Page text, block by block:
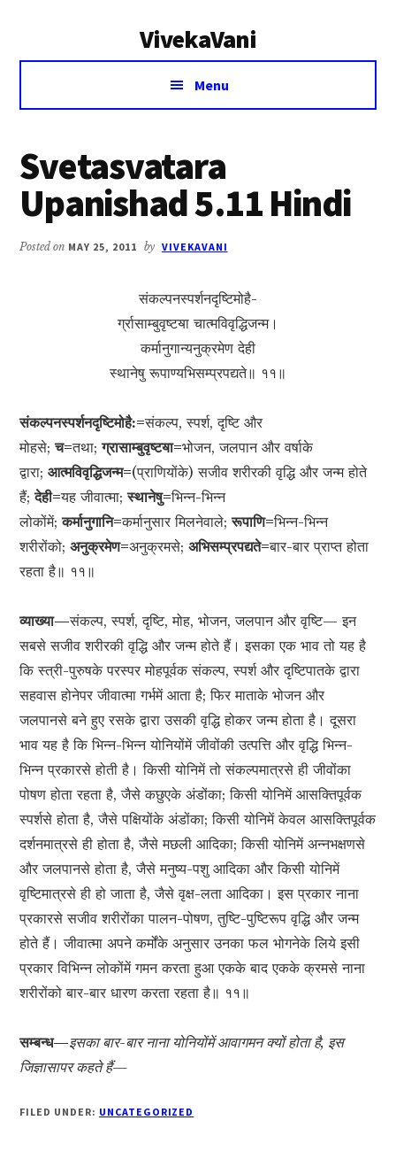
VivekaVani
Voice
Vivekananda
Menu
Svetasvatara
Upanishad 5.11 Hindi
Posted on MAY 25, 2011 by VIVEKAVANI
संकल्पनस्पर्शनदृष्टिमोहै-
र्ग्रासाम्बुवृष्टॺा चात्मविवृद्धिजन्म।
कर्मानुगान्यनुक्रमेण देही
स्थानेषु रूपाण्यभिसम्प्रपद्यते॥ ११॥
संकल्पनस्पर्शनदृष्टिमोहै:=संकल्प, स्पर्श, दृष्टि और
मोहसे;च=तथा;ग्रासाम्बुवृष्टॺा=भोजन, जलपान और वर्षाके
द्वारा;आत्मविवृद्धिजन्म=(प्राणियोंके) सजीव शरीरकी वृद्धि और जन्म होते
हैं;देही=यह जीवात्मा;स्थानेषु=भिन्न-भिन्न
लोकोंमें;कर्मानुगानि=कर्मानुसार मिलनेवाले;रूपाणि=भिन्न-भिन्न
शरीरोंको;अनुक्रमेण=अनुक्रमसे;अभिसम्प्रपद्यते=बार-बार प्राप्त होता
रहता है॥ ११॥
व्याख्या—संकल्प, स्पर्श, दृष्टि, मोह, भोजन, जलपान और वृष्टि— इन
सबसे सजीव शरीरकी वृद्धि और जन्म होते हैं। इसका एक भाव तो यह है
कि स्त्री-पुरुषके परस्पर मोहपूर्वक संकल्प, स्पर्श और दृष्टिपातके द्वारा
सहवास होनेपर जीवात्मा गर्भमें आता है; फिर माताके भोजन और
जलपानसे बने हुए रसके द्वारा उसकी वृद्धि होकर जन्म होता है। दूसरा
भाव यह है कि भिन्न-भिन्न योनियोंमें जीवोंकी उत्पत्ति और वृद्धि भिन्न-
भिन्न प्रकारसे होती है। किसी योनिमें तो संकल्पमात्रसे ही जीवोंका
पोषण होता रहता है, जैसे कछुएके अंडोंका; किसी योनिमें आसक्तिपूर्वक
स्पर्शसे होता है, जैसे पक्षियोंके अंडोंका; किसी योनिमें केवल आसक्तिपूर्वक
दर्शनमात्रसे ही होता है, जैसे मछली आदिका; किसी योनिमें अन्नभक्षणसे
और जलपानसे होता है, जैसे मनुष्य-पशु आदिका और किसी योनिमें
वृष्टिमात्रसे ही हो जाता है, जैसे वृक्ष-लता आदिका। इस प्रकार नाना
प्रकारसे सजीव शरीरोंका पालन-पोषण, तुष्टि-पुष्टिरूप वृद्धि और जन्म
होते हैं। जीवात्मा अपने कर्मोंके अनुसार उनका फल भोगनेके लिये इसी
प्रकार विभिन्न लोकोंमें गमन करता हुआ एकके बाद एकके क्रमसे नाना
शरीरोंको बार-बार धारण करता रहता है॥ ११॥
सम्बन्ध—इसका बार-बार नाना योनियोंमें आवागमन क्यों होता है, इस
जिज्ञासापर कहते हैं—
FILED UNDER: UNCATEGORIZED